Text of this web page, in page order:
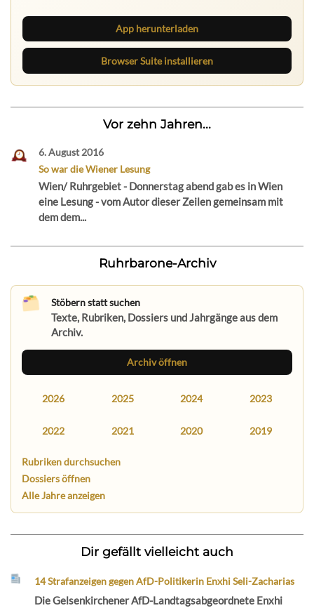
App herunterladen
Browser Suite installieren
Vor zehn Jahren...
6. August 2016
So war die Wiener Lesung
Wien/ Ruhrgebiet - Donnerstag abend gab es in Wien
eine Lesung - vom Autor dieser Zeilen gemeinsam mit
dem dem...
Ruhrbarone-Archiv
Stöbern statt suchen
Texte, Rubriken, Dossiers und Jahrgänge aus dem
Archiv.
Archiv öffnen
2026 2025 2024 2023
2022 2021 2020 2019
Rubriken durchsuchen
Dossiers öffnen
Alle Jahre anzeigen
Dir gefällt vielleicht auch
14 Strafanzeigen gegen AfD-Politikerin Enxhi Seli-Zacharias
Die Gelsenkirchener AfD-Landtagsabgeordnete Enxhi